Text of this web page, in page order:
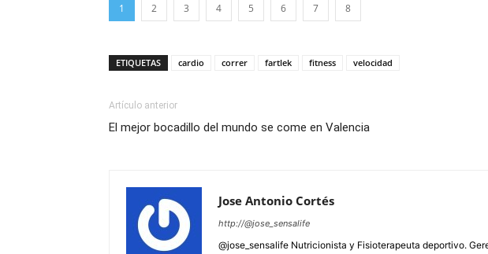
1 2 3 4 5 6 7 8
ETIQUETAS cardio correr fartlek fitness velocidad
Artículo anterior
El mejor bocadillo del mundo se come en Valencia
Jose Antonio Cortés
http://@jose_sensalife
@jose_sensalife Nutricionista y Fisioterapeuta deportivo.